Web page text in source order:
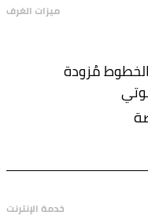
ميزات الغرف
مُزودة
خدمة الإنترنت